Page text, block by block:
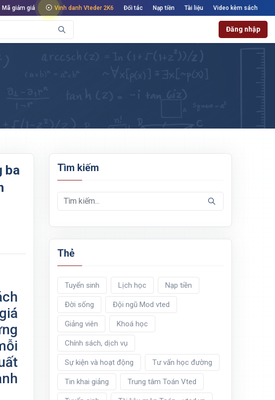
Mã giảm giá Vinh danh Vteder 2K6 Đối tác Nạp tiền Tài liệu Video kèm sách
Đăng nhập
ba
Tìm kiếm
Thẻ
Tuyển sinh Lịch học Nạp tiền
Đời sống Đội ngũ Mod vted
Giảng viên Khoá học
Chính sách, dịch vụ
Sự kiện và hoạt động Tư vấn học đường
Tin khai giảng Trung tâm Toán Vted